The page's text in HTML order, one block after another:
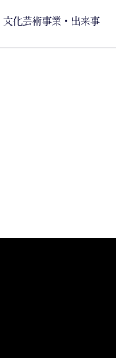
文化芸術事業・出来事